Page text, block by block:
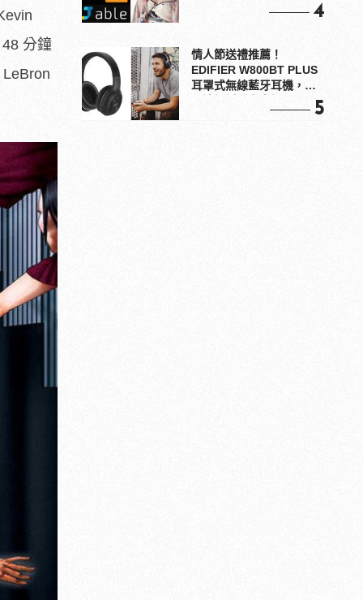
分鐘
4
情人節送禮推薦！
EDIFIER W800BT PLUS
耳罩式無線藍牙耳機，在
5